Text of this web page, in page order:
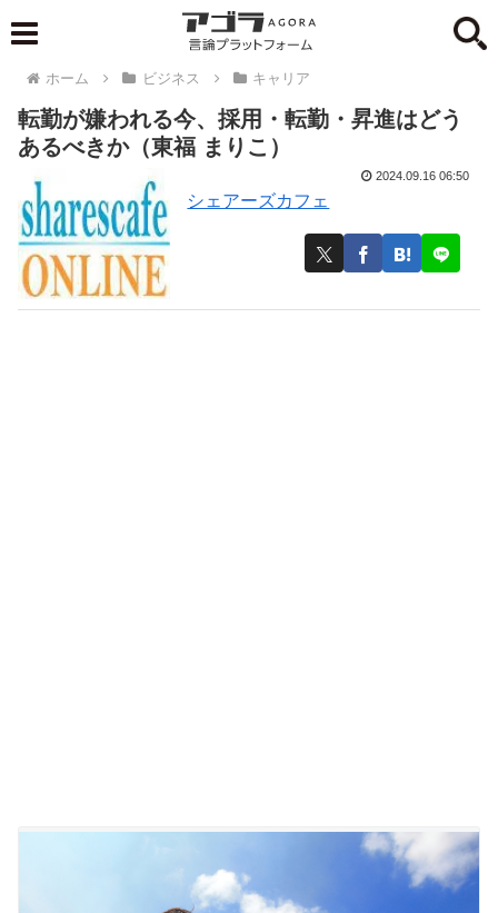
ホーム ビジネス キャリア
転勤が嫌われる今、採用・転勤・昇進はどう
あるべきか（東福 まりこ）
シェアーズカフェ
2024.09.16 06:50